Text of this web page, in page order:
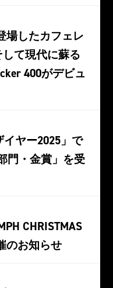
場したカフェレ
て現代に蘇る
400がデビュ
イヤー2025」で
門・金賞」を受
CHRISTMAS
のお知らせ